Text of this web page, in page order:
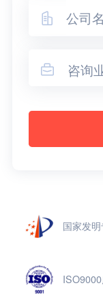

 咨询
国家发